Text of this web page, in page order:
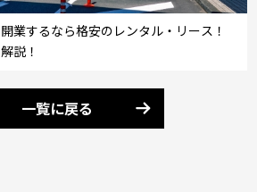
業するなら格安のレンタル・リース！
説！
一覧に戻る